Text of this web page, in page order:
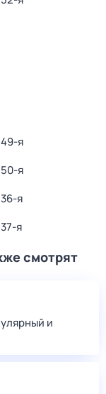
я
я
я
я
смотрят
и